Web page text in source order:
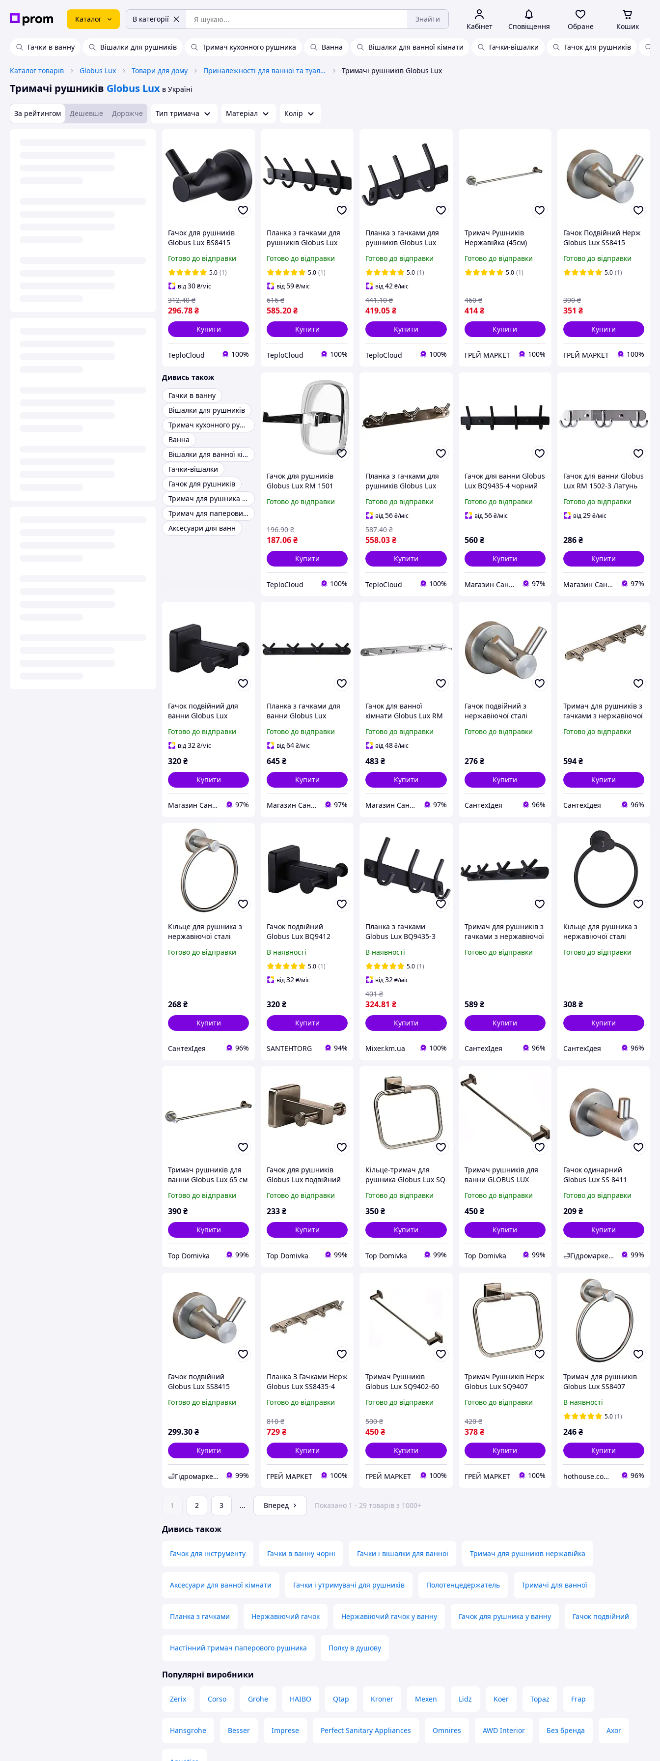
Каталог В категорії Знайти
Кабінет Сповіщення Обране Кошик
Гачки в ванну Вішалки для рушників Тримач кухонного рушника Ванна Вішалки для ванної кімнати Гачки-вішалки Гачок для рушників
Каталог товарів Globus Lux Товари для дому Приналежності для ванної та туалету Тримачі рушників Globus Lux
Тримачі рушників Globus Lux в Україні
За рейтингом Дешевше Дорожче Тип тримача Матеріал Колір
Гачок для рушників
Globus Lux BS8415
SUS304 подвійний
чорний матовий
Готово до відправки
5.0 (1)
від30₴/міс
296.78₴
312.40 ₴
Купити
TeploCloud 100%
Планка з гачками для
рушників Globus Lux
сталь SUS304 чорна
матова на 4 гачки
Готово до відправки
5.0 (1)
від59₴/міс
585.20₴
616 ₴
Купити
TeploCloud 100%
Планка з гачками для
рушників Globus Lux
сталь SUS304 чорна
матова на 3 гачки
Готово до відправки
5.0 (1)
від42₴/міс
419.05₴
441.10 ₴
Купити
TeploCloud 100%
Тримач Рушників
Нержавійка (45см)
Готово до відправки
5.0 (1)
414 ₴
460 ₴
Купити
ГРЕЙ МАРКЕТ 100%
Гачок Подвійний Нерж
Globus Lux SS8415
Готово до відправки
5.0 (1)
351 ₴
390 ₴
Купити
ГРЕЙ МАРКЕТ 100%
Дивись також
Гачки в ванну
Вішалки для рушників
Тримач кухонного рушника
Ванна
Вішалки для ванної кімнати
Гачки-вішалки
Гачок для рушників
Тримач для рушника на присосках
Тримач для паперових рушників настінний
Аксесуари для ванн
Гачок для рушників
Globus Lux RM 1501
хром
Готово до відправки
187.06₴
196.90 ₴
Купити
TeploCloud 100%
Планка з гачками для
рушників Globus Lux
сталь SUS304 настінна
3х2
Готово до відправки
від56₴/міс
558.03₴
587.40 ₴
Купити
TeploCloud 100%
Гачок для ванни Globus
Lux BQ9435-4 чорний
сталь
Готово до відправки
від56 ₴/міс
560 ₴
Купити
Магазин Сантехнік 97%
Гачок для ванни Globus
Lux RM 1502-3 Латунь
Готово до відправки
від29₴/міс
286₴
Купити
Магазин Сантехнік 97%
Гачок подвійний для
ванни Globus Lux
сталь SUS304 чорний
матовий
Готово до відправки
від32 ₴/міс
320₴
Купити
Магазин Сантехнік 97%
Планка з гачками для
ванни Globus Lux
SUS304
Готово до відправки
від64₴/міс
645₴
Купити
Магазин Сантехнік 97%
Гачок для ванної
кімнати Globus Lux RM
(000027020)
Готово до відправки
від48₴/міс
483₴
Купити
Магазин Сантехнік 97%
Гачок подвійний з
нержавіючої сталі
Готово до відправки
276 ₴
Купити
СантехІдея 96%
Тримач для рушників з
гачками з нержавіючої
Готово до відправки
594₴
Купити
СантехІдея 96%
Кільце для рушника з
нержавіючої сталі
Готово до відправки
268₴
Купити
СантехІдея 96%
Гачок подвійний
Globus Lux BQ9412
SUS304
В наявності
5.0 (1)
від32₴/міс
320₴
Купити
SANTEHTORG 94%
Планка з гачками
Globus Lux BQ9435-3
В наявності
5.0 (1)
від32₴/міс
324.81 ₴
401 ₴
Купити
Mixer.km.ua 100%
Тримач для рушників з
гачками з нержавіючої
Чорний
Готово до відправки
589 ₴
Купити
СантехІдея 96%
Кільце для рушника з
нержавіючої сталі
Готово до відправки
308₴
Купити
СантехІдея 96%
Тримач рушників для
ванни Globus Lux 65 см
Готово до відправки
390₴
Купити
Top Domivka 99%
Гачок для рушників
Globus Lux подвійний
Готово до відправки
233₴
Купити
Top Domivka 99%
Кільце-тримач для
рушника Globus Lux SQ
нержавійка
Готово до відправки
350₴
Купити
Top Domivka 99%
Тримач рушників для
ванни GLOBUS LUX
нержавіюча сталь
SUS304
Готово до відправки
450 ₴
Купити
Top Domivka 99%
Гачок одинарний
Globus Lux SS 8411
Готово до відправки
209₴
Купити
🛁Гiдромаркет ЗП 99%
Гачок подвійний
Globus Lux SS8415
Готово до відправки
299.30₴
Купити
🛁Гiдромаркет ЗП 99%
Планка З Гачками Нерж
Globus Lux SS8435-4
Готово до відправки
729₴
810 ₴
Купити
ГРЕЙ МАРКЕТ 100%
Тримач Рушників
Globus Lux SQ9402-60
Готово до відправки
450₴
500 ₴
Купити
ГРЕЙ МАРКЕТ 100%
Тримач Рушників Нерж
Globus Lux SQ9407
Готово до відправки
378 ₴
420 ₴
Купити
ГРЕЙ МАРКЕТ 100%
Тримач для рушників
Globus Lux SS8407
В наявності
5.0 (1)
246₴
Купити
hothouse.com.ua 96%
1 2 3 ... Вперед Показано 1 - 29 товарів з 1000+
Дивись також
Гачок для інструменту Гачки в ванну чорні Гачки і вішалки для ванної Тримач для рушників нержавійка
Аксесуари для ванної кімнати Гачки і утримувачі для рушників Полотенцедержатель Тримачі для ванної
Планка з гачками Нержавіючий гачок Нержавіючий гачок у ванну Гачок для рушника у ванну Гачок подвійний
Настінний тримач паперового рушника Полку в душову
Популярні виробники
Zerix Corso Grohe HAIBO Qtap Kroner Mexen Lidz Koer Topaz Frap
Hansgrohe Besser Imprese Perfect Sanitary Appliances Omnires AWD Interior Без бренда Axor